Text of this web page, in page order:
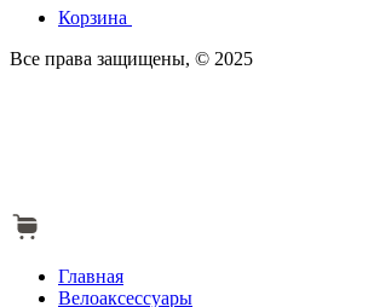
Корзина
Все права защищены, © 2025
Главная
Велоаксессуары